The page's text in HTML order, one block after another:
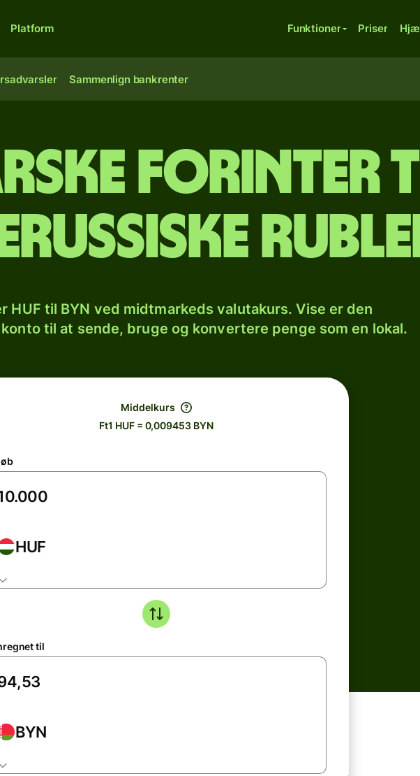
Platform Funktioner Priser
Sammenlign bankrenter
forinter
HUF til BYN ved midtmarkeds valutakurs. Vise er den
til at sende, bruge og konvertere penge som en lokal.
Middelkurs
Ft1 HUF = 0,009453 BYN
HUF
til
BYN